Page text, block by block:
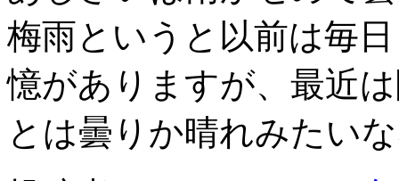
梅雨というと以前は毎
憶がありますが、最近
とは曇りか晴れみたい